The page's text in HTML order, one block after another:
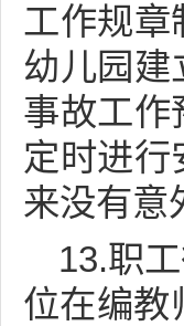
工作规章
幼儿园建
事故工作
定时进行
来没有意
13.职
位在编教